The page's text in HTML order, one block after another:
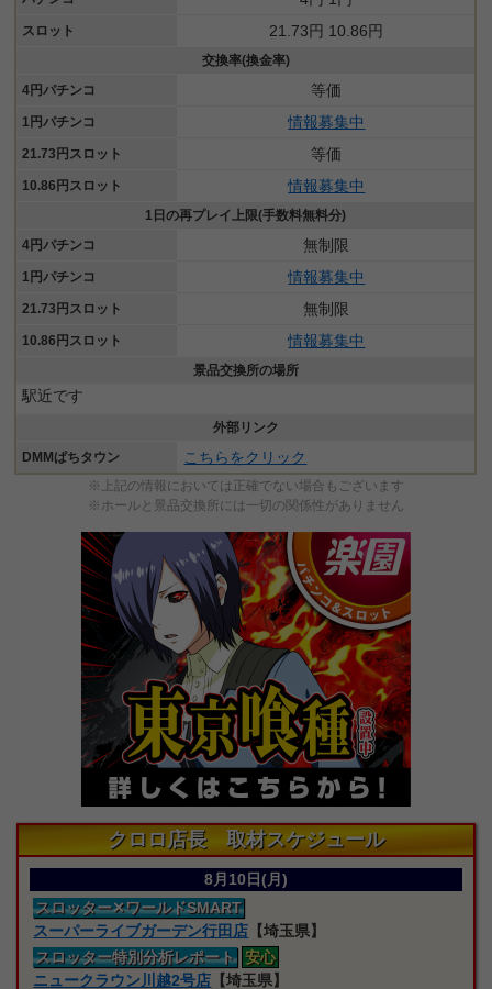
スロット 21.73円 10.86円
交換率(換金率)
4円パチンコ
等価
1円パチンコ 情報募集中
21.73円スロット 等価
10.86円スロット 情報募集中
1日の再プレイ上限(手数料無料分)
4円パチンコ
無制限
1円パチンコ 情報募集中
21.73円スロット 無制限
10.86円スロット 情報募集中
景品交換所の場所
駅近です
外部リンク
DMMぱちタウン
こちらをクリック
※上記の情報においては正確でない場合もございます
※ホールと景品交換所には一切の関係性がありません
クロロ店長 取材スケジュール
8月10日(月)
スロッター✕ワールドSMART
スーパーライブガーデン行田店 【埼玉県】
スロッター特別分析レポート 安心
ニュークラウン川越2号店 【埼玉県】